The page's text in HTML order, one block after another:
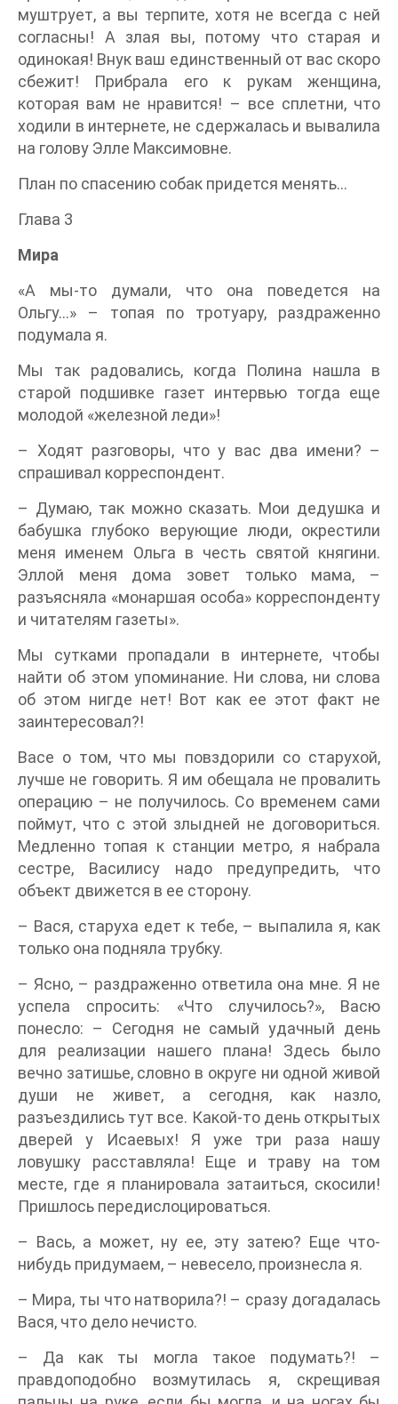
муштрует, а вы терпите, хотя не всегда с ней
согласны! А злая вы, потому что старая и
одинокая! Внук ваш единственный от вас скоро
сбежит! Прибрала его к рукам женщина,
которая вам не нравится! – все сплетни, что
ходили в интернете, не сдержалась и вывалила
на голову Элле Максимовне.
План по спасению собак придется менять…
Глава 3
Мира
«А мы-то думали, что она поведется на
Ольгу…» – топая по тротуару, раздраженно
подумала я.
Мы так радовались, когда Полина нашла в
старой подшивке газет интервью тогда еще
молодой «железной леди»!
– Ходят разговоры, что у вас два имени? –
спрашивал корреспондент.
– Думаю, так можно сказать. Мои дедушка и
бабушка глубоко верующие люди, окрестили
меня именем Ольга в честь святой княгини.
Эллой меня дома зовет только мама, –
разъясняла «монаршая особа» корреспонденту
и читателям газеты».
Мы сутками пропадали в интернете, чтобы
найти об этом упоминание. Ни слова, ни слова
об этом нигде нет! Вот как ее этот факт не
заинтересовал?!
Васе о том, что мы повздорили со старухой,
лучше не говорить. Я им обещала не провалить
операцию – не получилось. Со временем сами
поймут, что с этой злыдней не договориться.
Медленно топая к станции метро, я набрала
сестре, Василису надо предупредить, что
объект движется в ее сторону.
– Вася, старуха едет к тебе, – выпалила я, как
только она подняла трубку.
– Ясно, – раздраженно ответила она мне. Я не
успела спросить: «Что случилось?», Васю
понесло: – Сегодня не самый удачный день
для реализации нашего плана! Здесь было
вечно затишье, словно в округе ни одной живой
души не живет, а сегодня, как назло,
разъездились тут все. Какой-то день открытых
дверей у Исаевых! Я уже три раза нашу
ловушку расставляла! Еще и траву на том
месте, где я планировала затаиться, скосили!
Пришлось передислоцироваться.
– Вась, а может, ну ее, эту затею? Еще что-
нибудь придумаем, – невесело, произнесла я.
– Мира, ты что натворила?! – сразу догадалась
Вася, что дело нечисто.
– Да как ты могла такое подумать?! –
правдоподобно возмутилась я, скрещивая